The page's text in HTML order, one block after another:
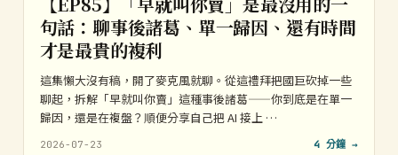
句話：聊事後諸葛、單一歸因、還有時間
才是最貴的複利
這集懶大沒有稿，開了麥克風就聊。從這禮拜把國巨砍掉一些
聊起，拆解「早就叫你賣」這種事後諸葛——你到底是在單一
歸因，還是在複盤？順便分享自己把 AI 接上 …
2026-07-23 4 分鐘 →